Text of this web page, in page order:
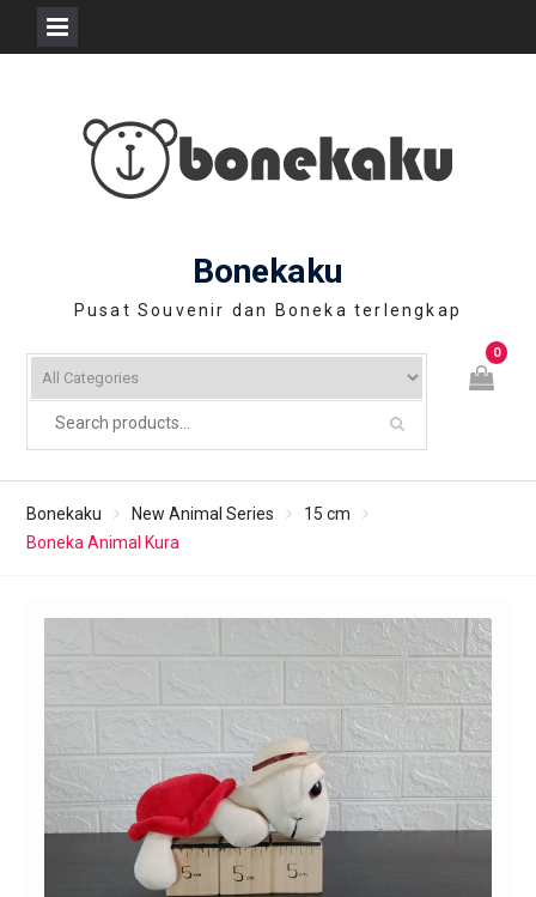
Bonekaku
Pusat Souvenir dan Boneka terlengkap
0
Bonekaku New Animal Series
15 cm
Boneka Animal Kura